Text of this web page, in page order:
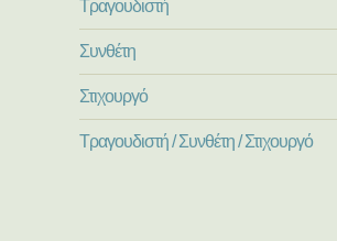
Τραγουδιστή
Συνθέτη
Στιχουργό
Τραγουδιστή / Συνθέτη / Στιχουργό